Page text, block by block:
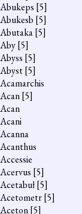
Abukeps [5]
Abukesb [5]
Abutaka[5]
Aby[5]
Abyss [5]
Abyst[5]
Acamarchis
Acan[5]
Acan
Acani
Acanna
Acanthus
Accessie
Acervus [5]
Acetabuł[5]
Acetometr[5]
Aceton[5]